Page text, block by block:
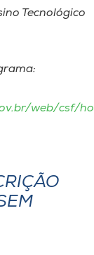
Tecnológico
web/csf/